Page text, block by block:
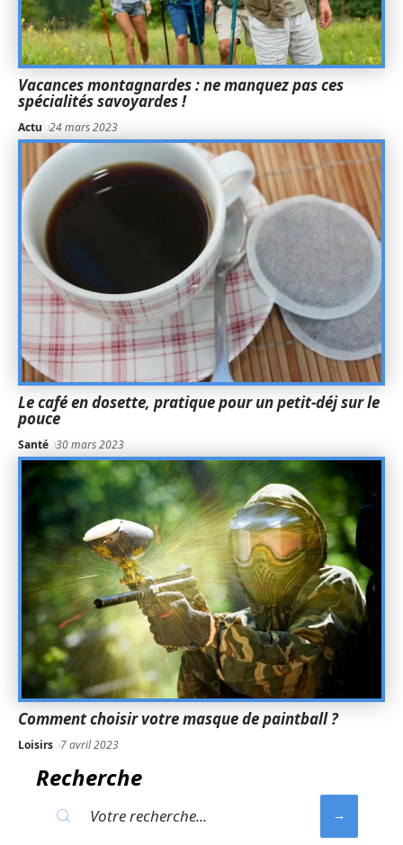
Vacances montagnardes : ne manquez pas ces
spécialités savoyardes !
Actu 24 mars 2023
Le café en dosette, pratique pour un petit-déj sur le
pouce
Santé 30 mars 2023
Comment choisir votre masque de paintball ?
Loisirs 7 avril 2023
Recherche